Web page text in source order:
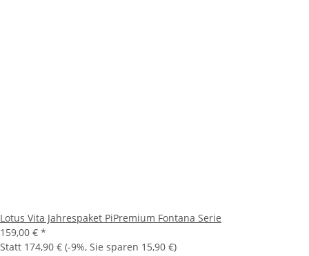
Lotus Vita Jahrespaket PiPremium Fontana Serie
159,00 € *
Statt 174,90 € (-9%, Sie sparen 15,90 €)